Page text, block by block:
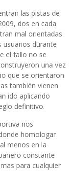
las pistas de
dos en cada
mal orientadas
usuarios durante
el fallo no se
una vez
que se orientaron
también vienen
ido aplicando
definitivo.
nos
homologar
menos en la
constante
para cualquier